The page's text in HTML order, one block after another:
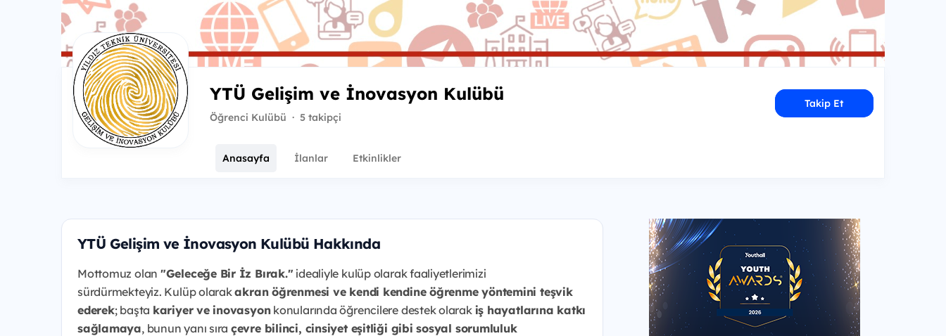
YTÜ Gelişim ve İnovasyon Kulübü
Öğrenci Kulübü · 5 takipçi
Takip Et
Anasayfa İlanlar Etkinlikler
YTÜ Gelişim ve İnovasyon Kulübü Hakkında
Mottomuz olan "Geleceğe Bir İz Bırak." idealiyle kulüp olarak faaliyetlerimizi
sürdürmekteyiz. Kulüp olarakakran öğrenmesi ve kendi kendine öğrenme yöntemini teşvik
ederek; başta kariyer ve inovasyonkonularında öğrencilere destek olarak iş hayatlarına katkı
sağlamaya, bunun yanı sıra çevre bilinci, cinsiyet eşitliği gibi sosyal sorumluluk